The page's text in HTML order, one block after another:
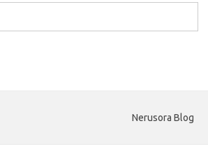
Nerusora Blog